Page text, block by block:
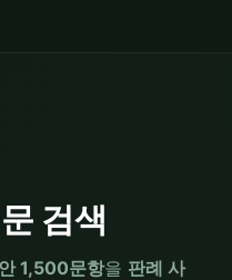
검색
1,500문항을 판례 사